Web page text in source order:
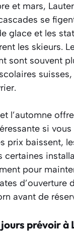
et mars,
se
glace et les
les skieurs.
sont souvent
l’automne
si vous
prix baissent,
certaines
pour
d’ouverture
avant de
prévoir à